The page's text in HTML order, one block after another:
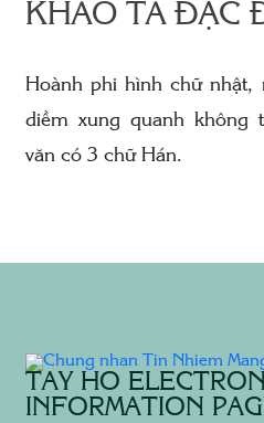
KHẢO TẢ ĐẶC
Hoành phi hình chữ nhật,
diềm xung quanh không
văn có 3 chữ Hán.
TAY HO
INFORMATION